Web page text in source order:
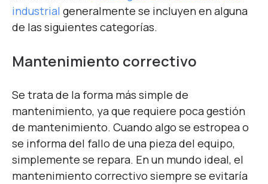
industrial generalmente se incluyen en alguna
de las siguientes categorías.
Mantenimiento correctivo
Se trata de la forma más simple de
mantenimiento, ya que requiere poca gestión
de mantenimiento. Cuando algo se estropea o
se informa del fallo de una pieza del equipo,
simplemente se repara. En un mundo ideal, el
mantenimiento correctivo siempre se evitaría